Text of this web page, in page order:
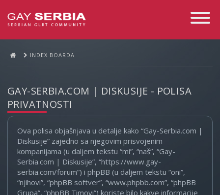
Toggle
INDEX BOARDA
GAY-SERBIA.COM | DISKUSIJE - POLISA
PRIVATNOSTI
Ova polisa objašnjava u detalje kako “Gay-Serbia.com |
Diskusije” zajedno sa njegovim prisvojenim
kompanijama (u daljem tekstu “mi”, “naš”, “Gay-
Serbia.com | Diskusije”, “https://www.gay-
serbia.com/forum”) i phpBB (u daljem tekstu “oni”,
“njihovi”, “phpBB softver”, “www.phpbb.com”, “phpBB
Grupa”, “phpBB Timovi”) koriste bilo kakve informacije